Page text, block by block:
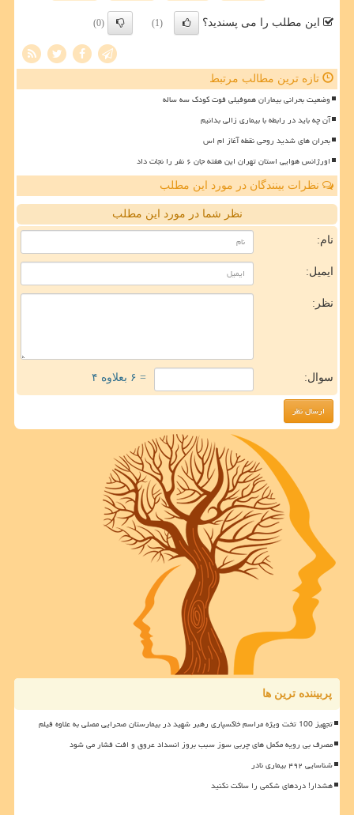
این مطلب را می پسندید؟ (1)
(0)
تازه ترین مطالب مرتبط
وضعیت بحرانی بیماران هموفیلی فوت کودک سه ساله
آن چه باید در رابطه با بیماری زالی بدانیم
بحران های شدید روحی نقطه آغاز ام اس
اورژانس هوایی استان تهران این هفته جان ۶ نفر را نجات داد
نظرات بینندگان در مورد این مطلب
نظر شما در مورد این مطلب
نام:
ایمیل:
نظر:
سوال: = ۶ بعلاوه ۴
پربیننده ترین ها
تجهیز 100 تخت ویژه مراسم خاکسپاری رهبر شهید در بیمارستان صحرایی مصلی به علاوه فیلم
مصرف بی رویه مکمل های چربی سوز سبب بروز انسداد عروق و افت فشار می شود
شناسایی ۴۹۲ بیماری نادر
هشدار! دردهای شکمی را ساکت نکنید